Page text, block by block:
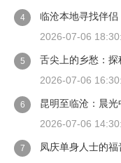
4
临沧本地寻找伴
2026-07-06
5
舌尖上的乡愁：
2026-07-06
6
昆明至临沧：晨
2026-07-06
7
凤庆单身人士的